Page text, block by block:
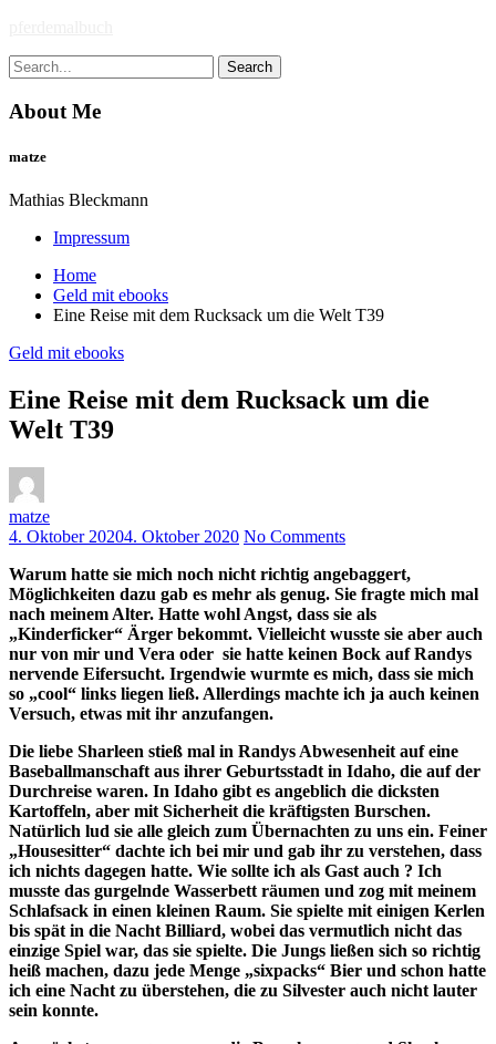
content
Search
for:
About Me
matze
Mathias Bleckmann
Impressum
Home
Geld mit ebooks
Eine Reise mit dem Rucksack um die Welt T39
Geld mit ebooks
Eine Reise mit dem Rucksack um die
Welt T39
matze
4. Oktober 20204. Oktober 2020 No Comments
Warum hatte sie mich noch nicht richtig angebaggert,
Möglichkeiten dazu gab es mehr als genug. Sie fragte mich mal
nach meinem Alter. Hatte wohl Angst, dass sie als
„Kinderficker“ Ärger bekommt. Vielleicht wusste sie aber auch
nur von mir und Vera oder sie hatte keinen Bock auf Randys
nervende Eifersucht. Irgendwie wurmte es mich, dass sie mich
so „cool“ links liegen ließ. Allerdings machte ich ja auch keinen
Versuch, etwas mit ihr anzufangen.
Die liebe Sharleen stieß mal in Randys Abwesenheit auf eine
Baseballmanschaft aus ihrer Geburtsstadt in Idaho, die auf der
Durchreise waren. In Idaho gibt es angeblich die dicksten
Kartoffeln, aber mit Sicherheit die kräftigsten Burschen.
Natürlich lud sie alle gleich zum Übernachten zu uns ein. Feiner
„Housesitter“ dachte ich bei mir und gab ihr zu verstehen, dass
ich nichts dagegen hatte. Wie sollte ich als Gast auch ? Ich
musste das gurgelnde Wasserbett räumen und zog mit meinem
Schlafsack in einen kleinen Raum. Sie spielte mit einigen Kerlen
bis spät in die Nacht Billiard, wobei das vermutlich nicht das
einzige Spiel war, das sie spielte. Die Jungs ließen sich so richtig
heiß machen, dazu jede Menge „sixpacks“ Bier und schon hatte
ich eine Nacht zu überstehen, die zu Silvester auch nicht lauter
sein konnte.